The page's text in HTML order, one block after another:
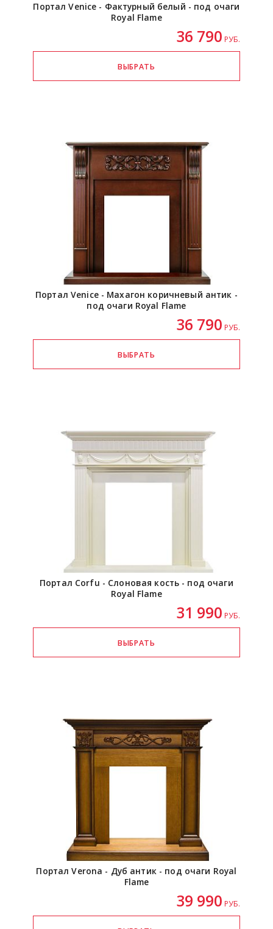
Портал Venice - Фактурный белый - под очаги
Royal Flame
36 790 РУБ.
Портал Venice - Махагон коричневый антик -
под очаги Royal Flame
36 790 РУБ.
Портал Corfu - Слоновая кость - под очаги
Royal Flame
31 990 РУБ.
Портал Verona - Дуб антик - под очаги Royal
Flame
39 990 РУБ.